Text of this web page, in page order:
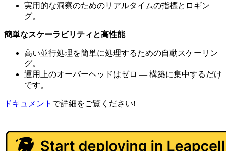
実用的な洞察のためのリアルタイムの指標とロギン
グ。
簡単なスケーラビリティと高性能
高い並行処理を簡単に処理するための自動スケーリン
グ。
運用上のオーバーヘッドはゼロ — 構築に集中するだけ
です。
ドキュメント で詳細をご覧ください!